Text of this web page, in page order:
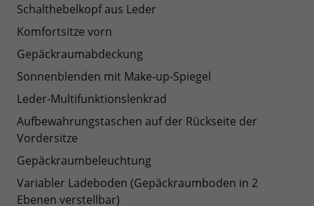
Schalthebelkopf aus Leder
Komfortsitze vorn
Gepäckraumabdeckung
Sonnenblenden mit Make-up-Spiegel
Leder-Multifunktionslenkrad
Aufbewahrungstaschen auf der Rückseite der
Vordersitze
Gepäckraumbeleuchtung
Variabler Ladeboden (Gepäckraumboden in 2
Ebenen verstellbar)